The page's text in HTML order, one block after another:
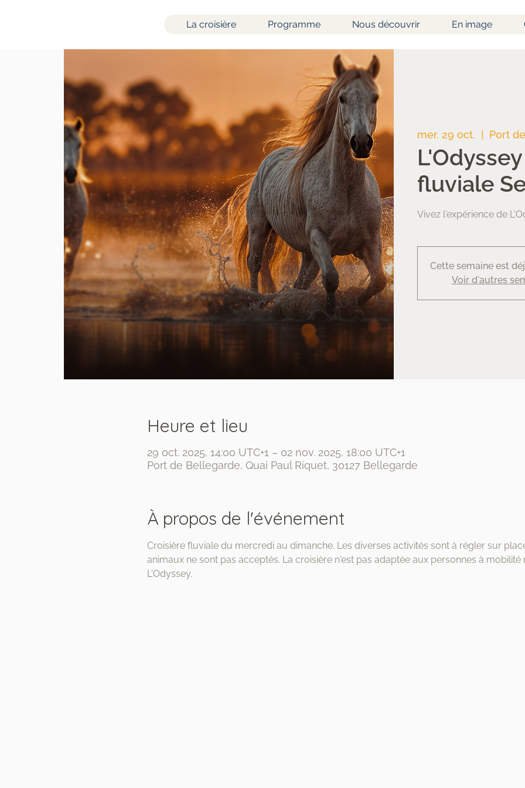
La croisière Programme Nous découvrir En image
mer. 29 oct. Port
fluviale
Vivez l'expérience de
Cette semaine est
Voir d'autres
Heure et lieu
29 oct. 2025, 14:00 UTC+1 – 02 nov. 2025, 18:00 UTC+1
Port de Bellegarde, Quai Paul Riquet, 30127 Bellegarde
À propos de l'événement
Croisière fluviale du mercredi au dimanche. Les diverses activités sont à régler sur
animaux ne sont pas acceptés. La croisière n'est pas adaptée aux personnes à mobilité
L'Odyssey.